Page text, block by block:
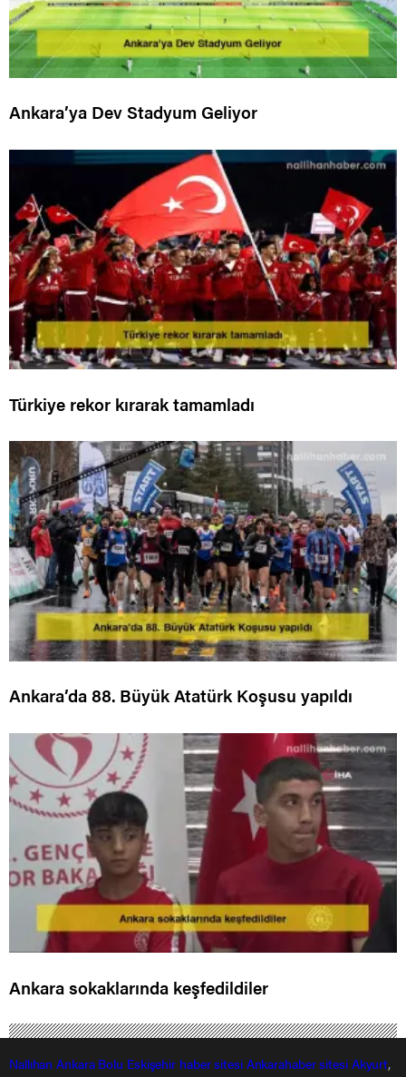
Ankara’ya Dev Stadyum Geliyor
Türkiye rekor kırarak tamamladı
Ankara’da 88. Büyük Atatürk Koşusu yapıldı
Ankara sokaklarında keşfedildiler
Nallıhan Ankara Bolu Eskişehir haber sitesi Ankarahabersitesi Akyurt,